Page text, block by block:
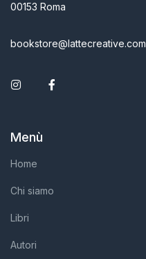
00153 Roma
bookstore@lattecreative.com
Instagram
Menù
Home
Chi siamo
Libri
Autori